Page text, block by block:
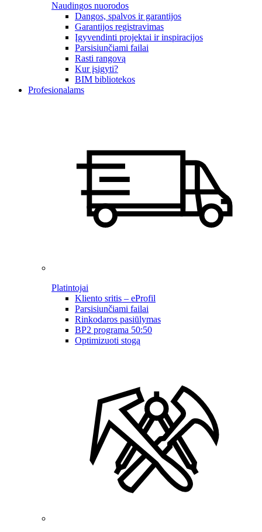
Naudingos nuorodos
Dangos, spalvos ir garantijos
Garantijos registravimas
Įgyvendinti projektai ir inspiracijos
Parsisiunčiami failai
Rasti rangovą
Kur įsigyti?
BIM bibliotekos
Profesionalams
Platintojai
Kliento sritis – eProfil
Parsisiunčiami failai
Rinkodaros pasiūlymas
BP2 programa 50:50
Optimizuoti stogą